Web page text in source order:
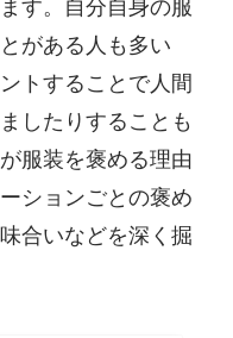
す。自分自身の服
がある人も多い
トすることで人間
したりすることも
服装を褒める理由
ションごとの褒め
合いなどを深く掘